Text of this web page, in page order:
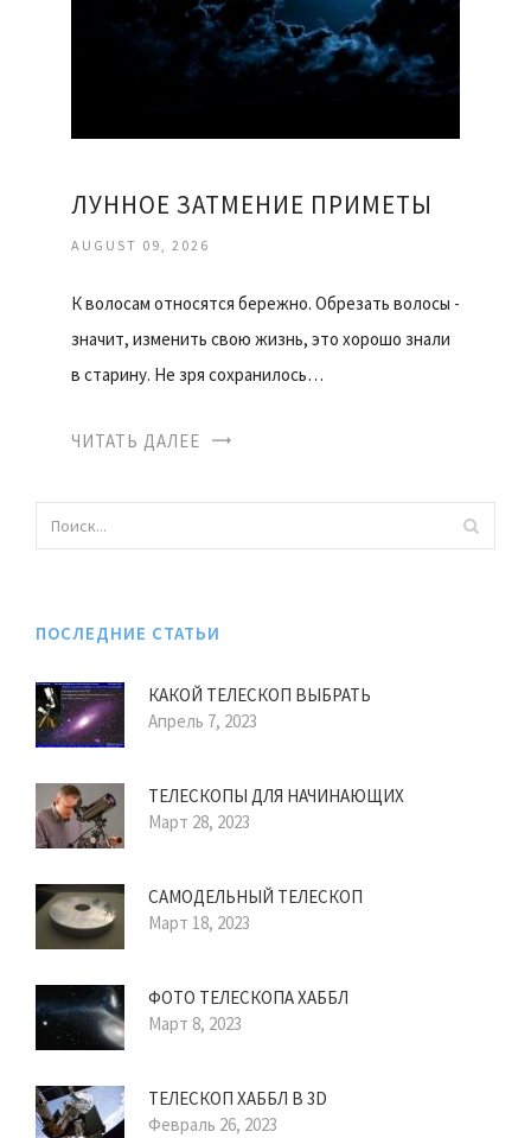
ЛУННОЕ ЗАТМЕНИЕ ПРИМЕТЫ
AUGUST 09, 2026
К волосам относятся бережно. Обрезать волосы -
значит, изменить свою жизнь, это хорошо знали
в старину. Не зря сохранилось…
ЧИТАТЬ ДАЛЕЕ
ПОСЛЕДНИЕ СТАТЬИ
КАКОЙ ТЕЛЕСКОП ВЫБРАТЬ
Апрель 7, 2023
ТЕЛЕСКОПЫ ДЛЯ НАЧИНАЮЩИХ
Март 28, 2023
САМОДЕЛЬНЫЙ ТЕЛЕСКОП
Март 18, 2023
ФОТО ТЕЛЕСКОПА ХАББЛ
Март 8, 2023
ТЕЛЕСКОП ХАББЛ В 3D
Февраль 26, 2023